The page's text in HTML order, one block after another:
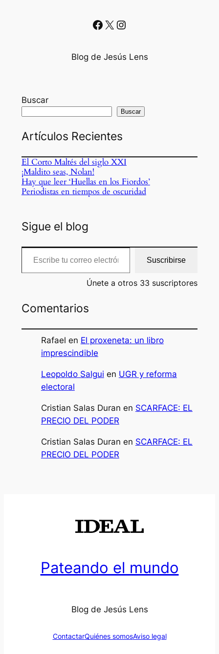
Facebook X Instagram
Blog de Jesús Lens
Buscar
Buscar
Artículos Recientes
El Corto Maltés del siglo XXI
¡Maldito seas, Nolan!
Hay que leer ‘Huellas en los Fiordos’
Periodistas en tiempos de oscuridad
Sigue el blog
Escribe tu correo electrónico…
Suscribirse
Únete a otros 33 suscriptores
Comentarios
Rafael en El proxeneta: un libro
imprescindible
Leopoldo Salgui en UGR y reforma
electoral
Cristian Salas Duran en SCARFACE: EL
PRECIO DEL PODER
Cristian Salas Duran en SCARFACE: EL
PRECIO DEL PODER
Pateando el mundo
Blog de Jesús Lens
ContactarQuiénes somosAviso legal